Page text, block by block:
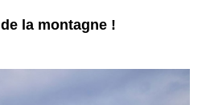
la montagne !